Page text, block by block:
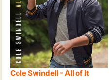
Cole Swindell - All of It